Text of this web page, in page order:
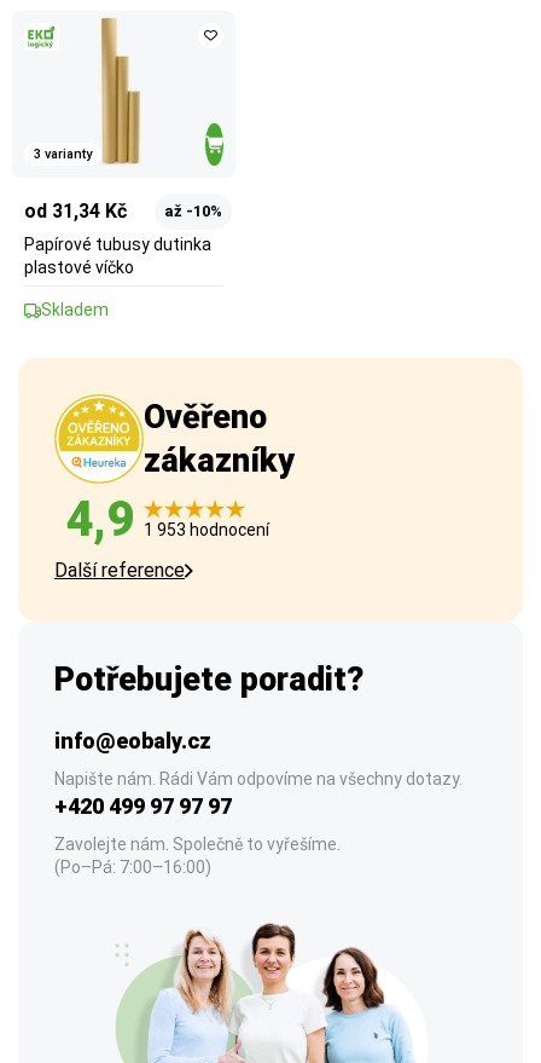
3 varianty
od 31,34 Kč až -10%
Papírové tubusy dutinka
plastové víčko
Skladem
Ověřeno
zákazníky
4,9 1 953 hodnocení
Další reference
Potřebujete poradit?
info@eobaly.cz
Napište nám. Rádi Vám odpovíme na všechny dotazy.
+420 499 97 97 97
Zavolejte nám. Společně to vyřešíme.
(Po–Pá: 7:00–16:00)